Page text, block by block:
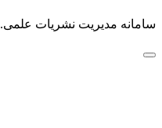
سامانه مدیریت نشریات علمی.